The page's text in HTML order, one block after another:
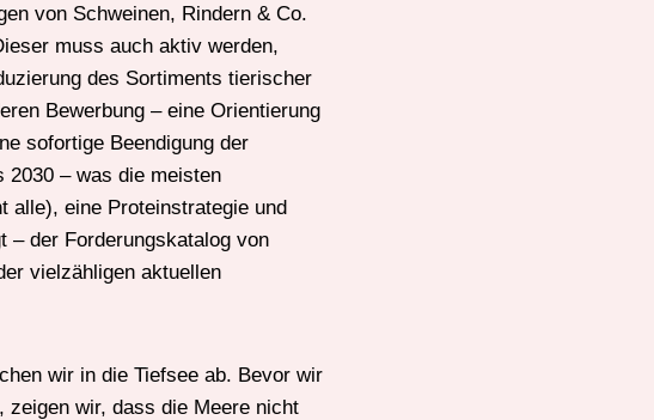
von Schweinen, Rindern & Co.
muss auch aktiv werden,
des Sortiments tierischer
Bewerbung – eine Orientierung
sofortige Beendigung der
2030 – was die meisten
alle), eine Proteinstrategie und
– der Forderungskatalog von
vielzähligen aktuellen
wir in die Tiefsee ab. Bevor wir
zeigen wir, dass die Meere nicht